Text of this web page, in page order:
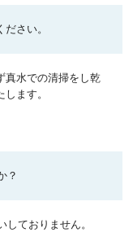
さい。
真水での清掃をし乾
ます。
？
ておりません。